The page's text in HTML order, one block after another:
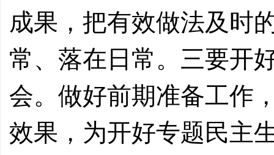
成果，把有效做法及时
常、落在日常。三要开
会。做好前期准备工作
效果，为开好专题民主